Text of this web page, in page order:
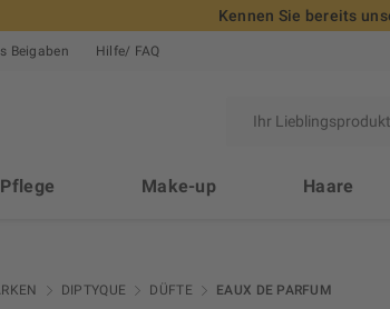
Kennen Sie bereits
Beigaben Hilfe/ FAQ
Pflege Make-up Haare
DIPTYQUE DÜFTE EAUX DE PARFUM